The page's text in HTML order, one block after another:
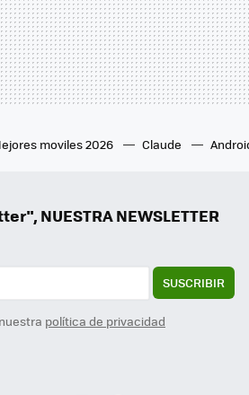
moviles 2026 Claude
NUESTRA NEWSLETTER
SUSCRIBIR
política de privacidad